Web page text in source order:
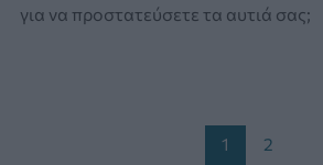
για να προστατεύσετε τα αυτιά σας;
1 2